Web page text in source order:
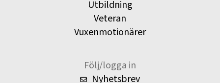
Utbildning
Veteran
Vuxenmotionärer
Följ/logga in
Nyhetsbrev